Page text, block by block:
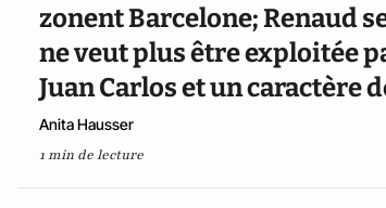
zonent Barcelone; Renaud
ne veut plus être exploitée
Juan Carlos et un caractère
Anita Hausser
1 min de lecture